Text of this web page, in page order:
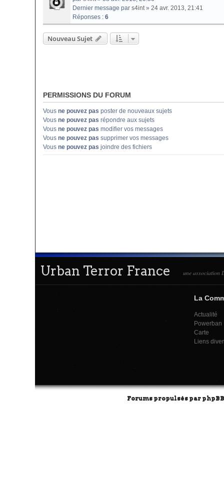
Dernier message par s4int» 24 avr. 2013, 21:41
Réponses : 6
Nouveau Sujet
PERMISSIONS DU FORUM
Vous ne pouvez pas poster de nouveaux sujets
Vous ne pouvez pas répondre aux sujets
Vous ne pouvez pas modifier vos messages
Vous ne pouvez pas supprimer vos messages
Vous ne pouvez pas joindre des fichiers
Urban Terror France une association
La
Actualité
Powerban
Carte
Liens
Forums propulsés par phpBB